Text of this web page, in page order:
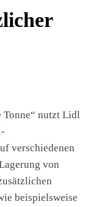
nutzt Lidl
verschiedenen
von
beispielsweise